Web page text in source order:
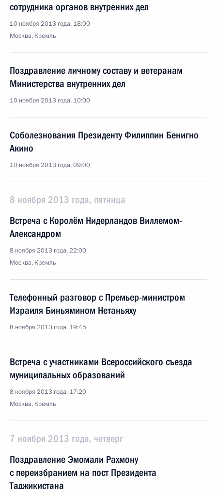
сотрудника органов внутренних дел
10 ноября 2013 года, 18:00
Москва, Кремль
Поздравление личному составу и ветеранам
Министерства внутренних дел
10 ноября 2013 года, 10:00
Соболезнования Президенту Филиппин Бенигно
Акино
10 ноября 2013 года, 09:00
8 ноября 2013 года, пятница
Встреча с Королём Нидерландов Виллемом-
Александром
8 ноября 2013 года, 22:00
Москва, Кремль
Телефонный разговор с Премьер-министром
Израиля Биньямином Нетаньяху
8 ноября 2013 года, 19:45
Встреча с участниками Всероссийского съезда
муниципальных образований
8 ноября 2013 года, 17:20
Москва, Кремль
7 ноября 2013 года, четверг
Поздравление Эмомали Рахмону
с переизбранием на пост Президента
Таджикистана